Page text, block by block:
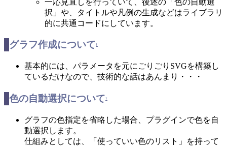
択」や、タイトルや凡例の生成などはライブラリ
的に共通コードにしています。
グラフ作成について†
基本的には、パラメータを元にごりごりSVGを構築し
ているだけなので、技術的な話はあんまり・・・
色の自動選択について†
グラフの色指定を省略した場合、プラグインで色を自
動選択します。
仕組みとしては、「使っていい色のリスト」を持って